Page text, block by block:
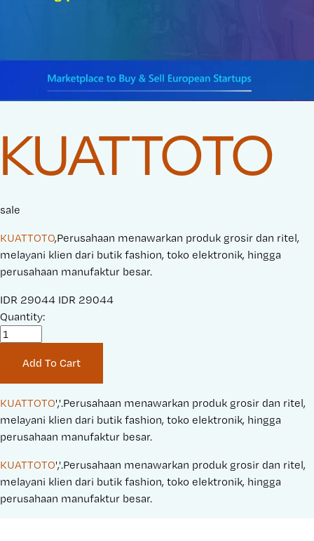
KUATTOTO
sale
KUATTOTO,Perusahaan menawarkan produk grosir dan ritel,
melayani klien dari butik fashion, toko elektronik, hingga
perusahaan manufaktur besar.
S
a
r
i
c
e
IDR 29044 O
i
n
a
l
P
i
c
e
IDR 29044
Quantity:
Add To Cart
KUATTOTO','.Perusahaan menawarkan produk grosir dan ritel,
melayani klien dari butik fashion, toko elektronik, hingga
perusahaan manufaktur besar.
KUATTOTO','.Perusahaan menawarkan produk grosir dan ritel,
melayani klien dari butik fashion, toko elektronik, hingga
perusahaan manufaktur besar.